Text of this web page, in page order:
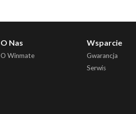
O Nas
O Winmate
Wsparcie
Gwarancja
Serwis